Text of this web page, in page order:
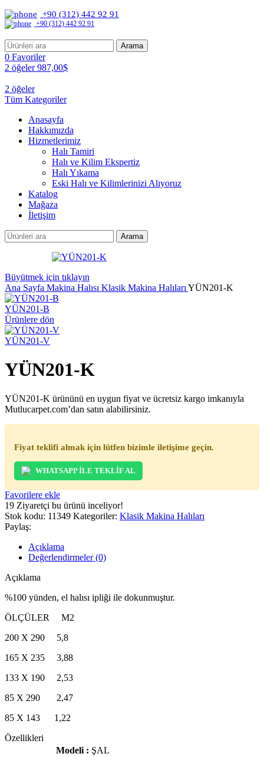
+90 (312) 442 92 91
+90 (312) 442 92 91
Arama
0 Favoriler
2 öğeler 987,00$
2 öğeler
Tüm Kategoriler
Anasayfa
Hakkımızda
Hizmetlerimiz
Halı Tamiri
Halı ve Kilim Ekspertiz
Halı Yıkama
Eski Halı ve Kilimlerinizi Alıyoruz
Katalog
Mağaza
İletişim
Arama
Büyütmek için tıklayın
Ana Sayfa Makina Halısı Klasik Makina Halıları YÜN201-K
YÜN201-B
Ürünlere dön
YÜN201-V
YÜN201-K
YÜN201-K ürününü en uygun fiyat ve ücretsiz kargo imkanıyla
Mutlucarpet.com’dan satın alabilirsiniz.
Fiyat teklifi almak için lütfen bizimle iletişime geçin.
WHATSAPP İLE TEKLİF AL
Favorilere ekle
19 Ziyaretçi bu ürünü inceliyor!
Stok kodu: 11349 Kategoriler: Klasik Makina Halıları
Paylaş:
Açıklama
Değerlendirmeler (0)
Açıklama
%100 yünden, el halısı ipliği ile dokunmuştur.
ÖLÇÜLER M2
200 X 290 5,8
165 X 235 3,88
133 X 190 2,53
85 X 290 2,47
85 X 143 1,22
Özellikleri
Modeli : ŞAL